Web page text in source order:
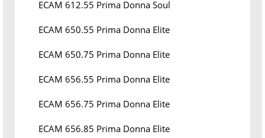
ECAM 612.55 Prima Donna Soul
ECAM 650.55 Prima Donna Elite
ECAM 650.75 Prima Donna Elite
ECAM 656.55 Prima Donna Elite
ECAM 656.75 Prima Donna Elite
ECAM 656.85 Prima Donna Elite